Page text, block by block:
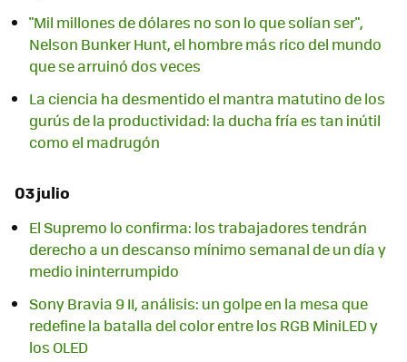
"Mil millones de dólares no son lo que solían ser",
Nelson Bunker Hunt, el hombre más rico del mundo
que se arruinó dos veces
La ciencia ha desmentido el mantra matutino de los
gurús de la productividad: la ducha fría es tan inútil
como el madrugón
03 julio
El Supremo lo confirma: los trabajadores tendrán
derecho a un descanso mínimo semanal de un día y
medio ininterrumpido
Sony Bravia 9 II, análisis: un golpe en la mesa que
redefine la batalla del color entre los RGB MiniLED y
los OLED